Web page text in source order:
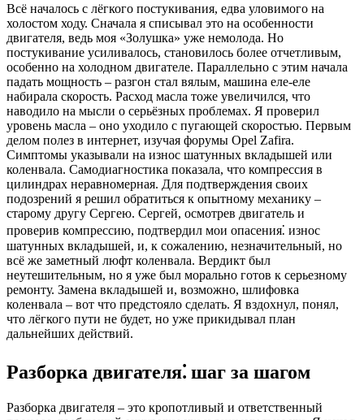
Всё началось с лёгкого постукивания, едва уловимого на
холостом ходу. Сначала я списывал это на особенности
двигателя, ведь моя «Золушка» уже немолода. Но
постукивание усиливалось, становилось более отчетливым,
особенно на холодном двигателе. Параллельно с этим начала
падать мощность – разгон стал вялым, машина еле-еле
набирала скорость. Расход масла тоже увеличился, что
наводило на мысли о серьёзных проблемах. Я проверил
уровень масла – оно уходило с пугающей скоростью. Первым
делом полез в интернет, изучая форумы Opel Zafira.
Симптомы указывали на износ шатунных вкладышей или
коленвала. Самодиагностика показала, что компрессия в
цилиндрах неравномерная. Для подтверждения своих
подозрений я решил обратиться к опытному механику –
старому другу Сергею. Сергей, осмотрев двигатель и
проверив компрессию, подтвердил мои опасения⁚ износ
шатунных вкладышей, и, к сожалению, незначительный, но
всё же заметный люфт коленвала. Вердикт был
неутешительным, но я уже был морально готов к серьезному
ремонту. Замена вкладышей и, возможно, шлифовка
коленвала – вот что предстояло сделать. Я вздохнул, понял,
что лёгкого пути не будет, но уже прикидывал план
дальнейших действий.
Разборка двигателя⁚ шаг за шагом
Разборка двигателя – это кропотливый и ответственный